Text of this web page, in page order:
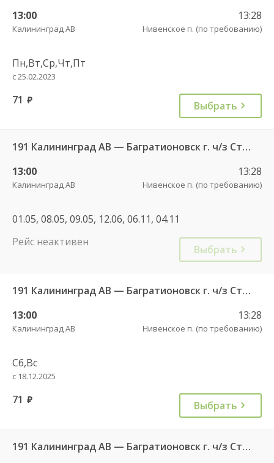
13:00
Калининград АВ
13:28
Нивенское п. (по требованию)
Пн,Вт,Ср,Чт,Пт
с 25.02.2023
71 руб. Выбрать
191 Калининград АВ — Багратионовск г. ч/з Стрельня п., Долгоруково п.
13:00
Калининград АВ
13:28
Нивенское п. (по требованию)
01.05, 08.05, 09.05, 12.06, 06.11, 04.11
Рейс неактивен
Выбрать
191 Калининград АВ — Багратионовск г. ч/з Стрельня п., Долгоруково п.
13:00
Калининград АВ
13:28
Нивенское п. (по требованию)
Сб,Вс
с 18.12.2025
71 руб. Выбрать
191 Калининград АВ — Багратионовск г. ч/з Стрельня п., Долгоруково п.